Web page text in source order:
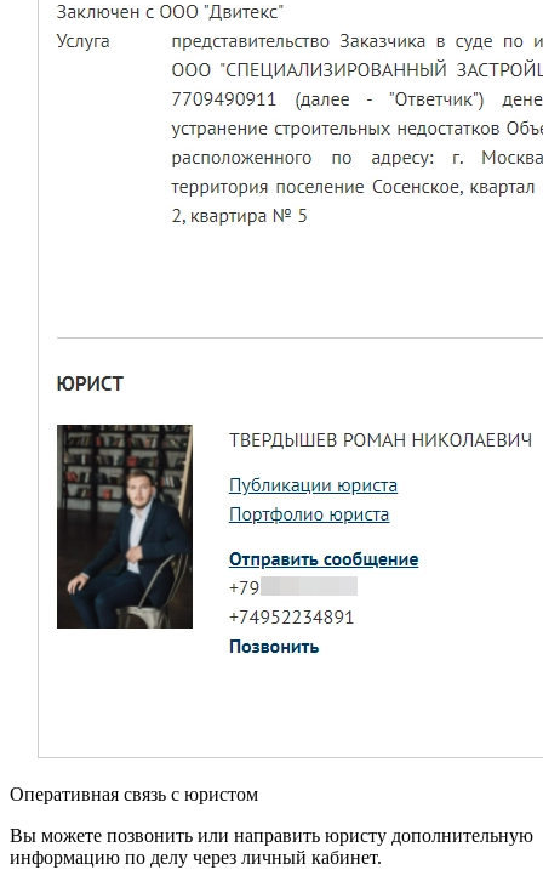
Оперативная связь с юристом
Вы можете позвонить или направить юристу дополнительную
информацию по делу через личный кабинет.